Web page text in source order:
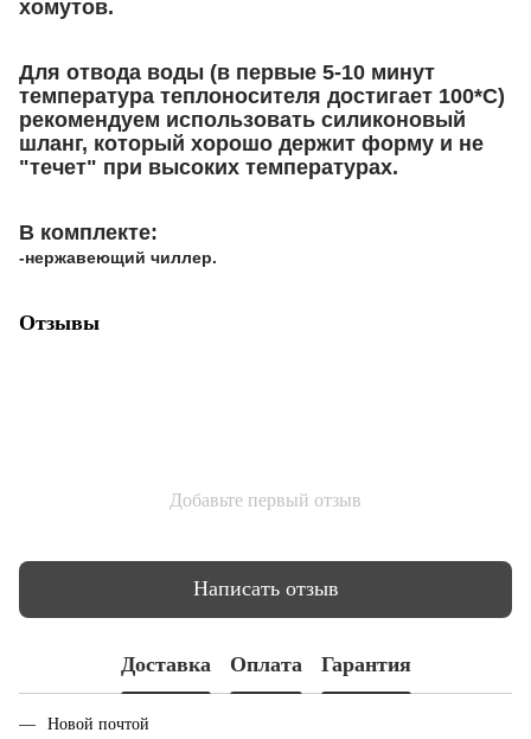
хомутов.
Для отвода воды (в первые 5-10 минут
температура теплоносителя достигает 100*С)
рекомендуем использовать силиконовый
шланг, который хорошо держит форму и не
"течет" при высоких температурах.
В комплекте:
-нержавеющий чиллер.
Отзывы
Добавьте первый отзыв
Написать отзыв
Доставка Оплата Гарантия
Новой почтой